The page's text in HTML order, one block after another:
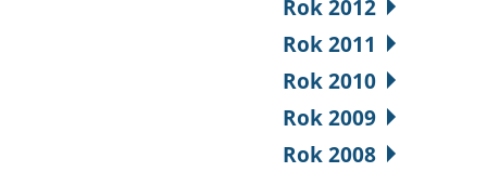
Rok 2012
Rok 2011
Rok 2010
Rok 2009
Rok 2008